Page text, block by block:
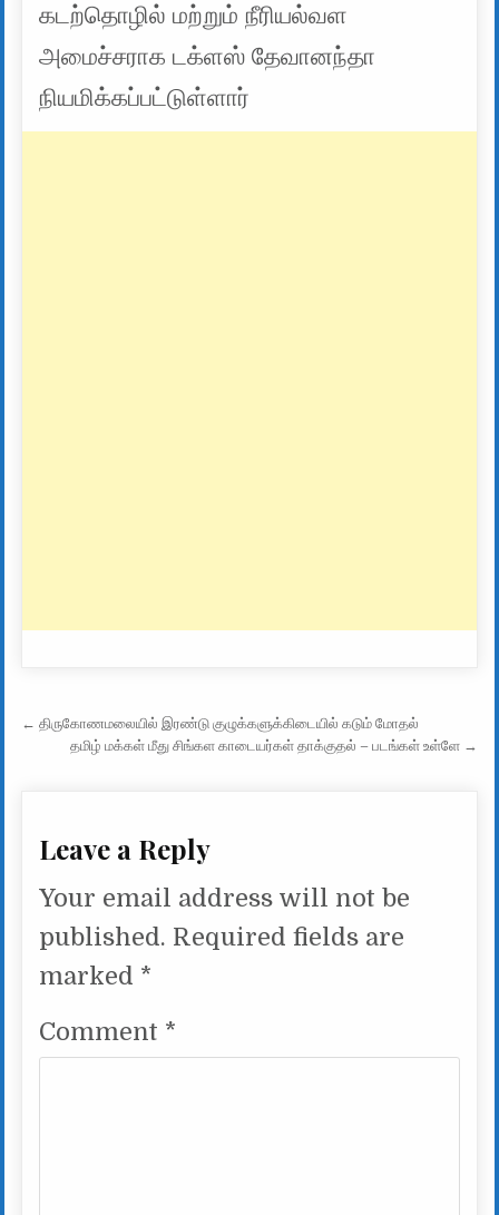
கடற்தொழில் மற்றும் நீரியல்வள
அமைச்சராக டக்ளஸ் தேவானந்தா
நியமிக்கப்பட்டுள்ளார்
Post navigation
← திருகோணமலையில் இரண்டு குழுக்களுக்கிடையில் கடும் மோதல்
தமிழ் மக்கள் மீது சிங்கள காடையர்கள் தாக்குதல் – படங்கள் உள்ளே →
Leave a Reply
Your email address will not be
published. Required fields are
marked *
Comment *